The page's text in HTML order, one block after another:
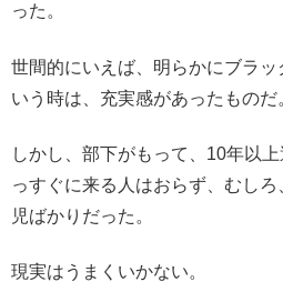
った。
世間的にいえば、明らかにブラッ
いう時は、充実感があったものだ
しかし、部下がもって、10年以
っすぐに来る人はおらず、むし
児ばかりだった。
現実はうまくいかない。